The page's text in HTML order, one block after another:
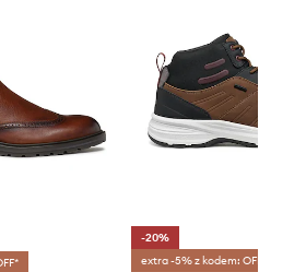
-20%
extra -5% z kodem: OFF*